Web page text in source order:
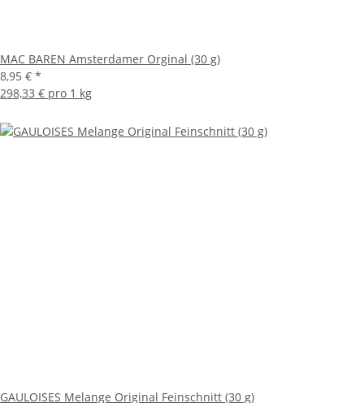
MAC BAREN Amsterdamer Orginal (30 g)
8,95 € *
298,33 € pro 1 kg
GAULOISES Melange Original Feinschnitt (30 g)